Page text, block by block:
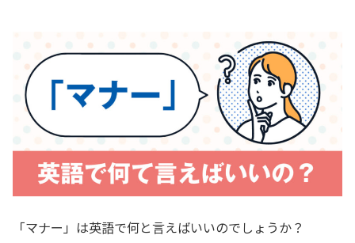
「マナー」は英語で何と言えばいいのでしょうか？